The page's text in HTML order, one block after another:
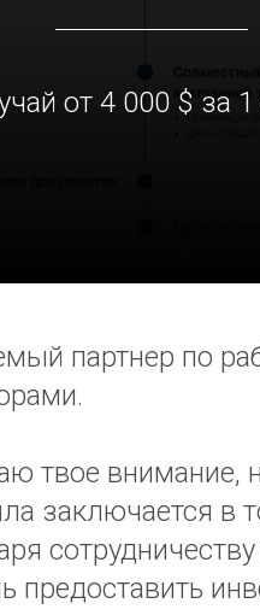
от 4 000 $ за 1
партнер по
твое внимание,
заключается в
сотрудничеству
предоставить